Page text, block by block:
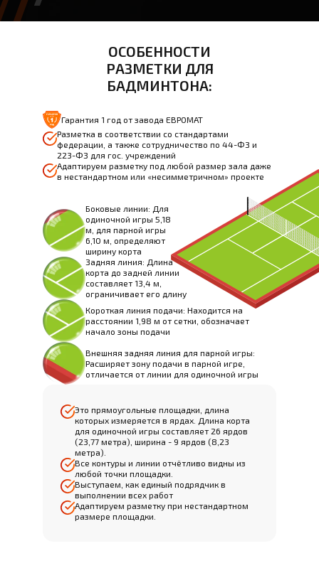
ОСОБЕННОСТИ
РАЗМЕТКИ ДЛЯ
БАДМИНТОНА:
Разметка в соответствии со стандартами
федерации, а также сотрудничество по 44-ФЗ и
223-ФЗ для гос. учреждений
Гарантия 1 год от завода ЕВРОМАТ
Адаптируем разметку под любой размер зала даже
в нестандартном или «несимметричном» проекте
Боковые линии: Для
одиночной игры 5,18
м, для парной игры
6,10 м, определяют
ширину корта
Задняя линия: Длина
корта до задней линии
составляет 13,4 м,
ограничивает его длину
Короткая линия подачи: Находится на
расстоянии 1,98 м от сетки, обозначает
начало зоны подачи
Внешняя задняя линия для парной игры:
Расширяет зону подачи в парной игре,
отличается от линии для одиночной игры
Это прямоугольные площадки, длина
которых измеряется в ярдах. Длина корта
для одиночной игры составляет 26 ярдов
(23,77 метра), ширина - 9 ярдов (8,23
метра).
Все контуры и линии отчётливо видны из
любой точки площадки.
Выступаем, как единый подрядчик в
выполнении всех работ
Адаптируем разметку при нестандартном
размере площадки.